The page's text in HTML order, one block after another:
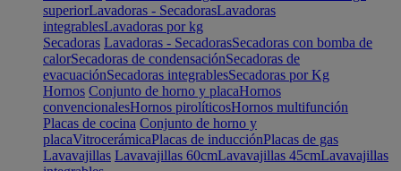
superiorLavadoras - SecadorasLavadoras
integrablesLavadoras por kg
Secadoras Lavadoras - SecadorasSecadoras con bomba de
calorSecadoras de condensaciónSecadoras de
evacuaciónSecadoras integrablesSecadoras por Kg
Hornos Conjunto de horno y placaHornos
convencionalesHornos pirolíticosHornos multifunción
Placas de cocina Conjunto de horno y
placaVitrocerámicaPlacas de inducciónPlacas de gas
Lavavajillas Lavavajillas 60cmLavavajillas 45cmLavavajillas